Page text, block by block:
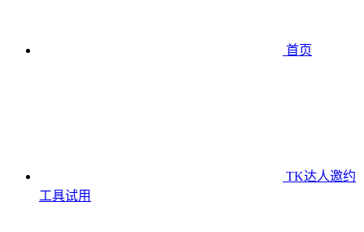
首页
TK达人邀约
工具试用